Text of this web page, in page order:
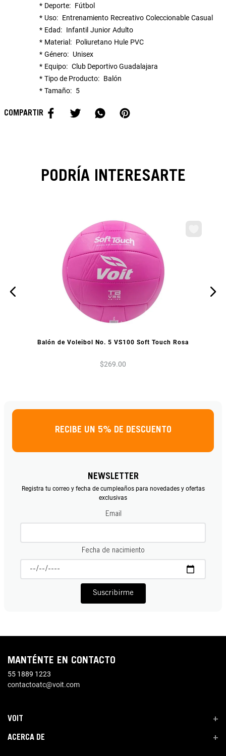
Deporte
Fútbol
Uso
Entrenamiento Recreativo Coleccionable Casual
Edad
Infantil Junior Adulto
Material
Poliuretano Hule PVC
Género
Unisex
Equipo
Club Deportivo Guadalajara
Tipo de Producto
Balón
Tamaño
5
PODRÍA INTERESARTE
VISTA PREVIA
Balón de Voleibol No. 5 VS100 Soft Touch Rosa
$269.00
RECIBE UN 5% DE DESCUENTO
NEWSLETTER
Registra tu correo y fecha de cumpleaños para novedades y ofertas
exclusivas
Email
Fecha de nacimiento
Suscribirme
MANTÉNTE EN CONTACTO
55 1889 1223
contactoatc@voit.com
VOIT +
ACERCA DE +